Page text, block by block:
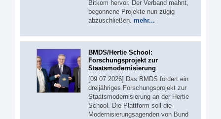
Bitkom hervor. Der Verband mahnt,
begonnene Projekte nun zügig
abzuschließen. mehr...
BMDS/Hertie School:
Forschungsprojekt zur
Staatsmodernisierung
[09.07.2026] Das BMDS fördert ein
dreijähriges Forschungsprojekt zur
Staatsmodernisierung an der Hertie
School. Die Plattform soll die
Modernisierungsagenden von Bund